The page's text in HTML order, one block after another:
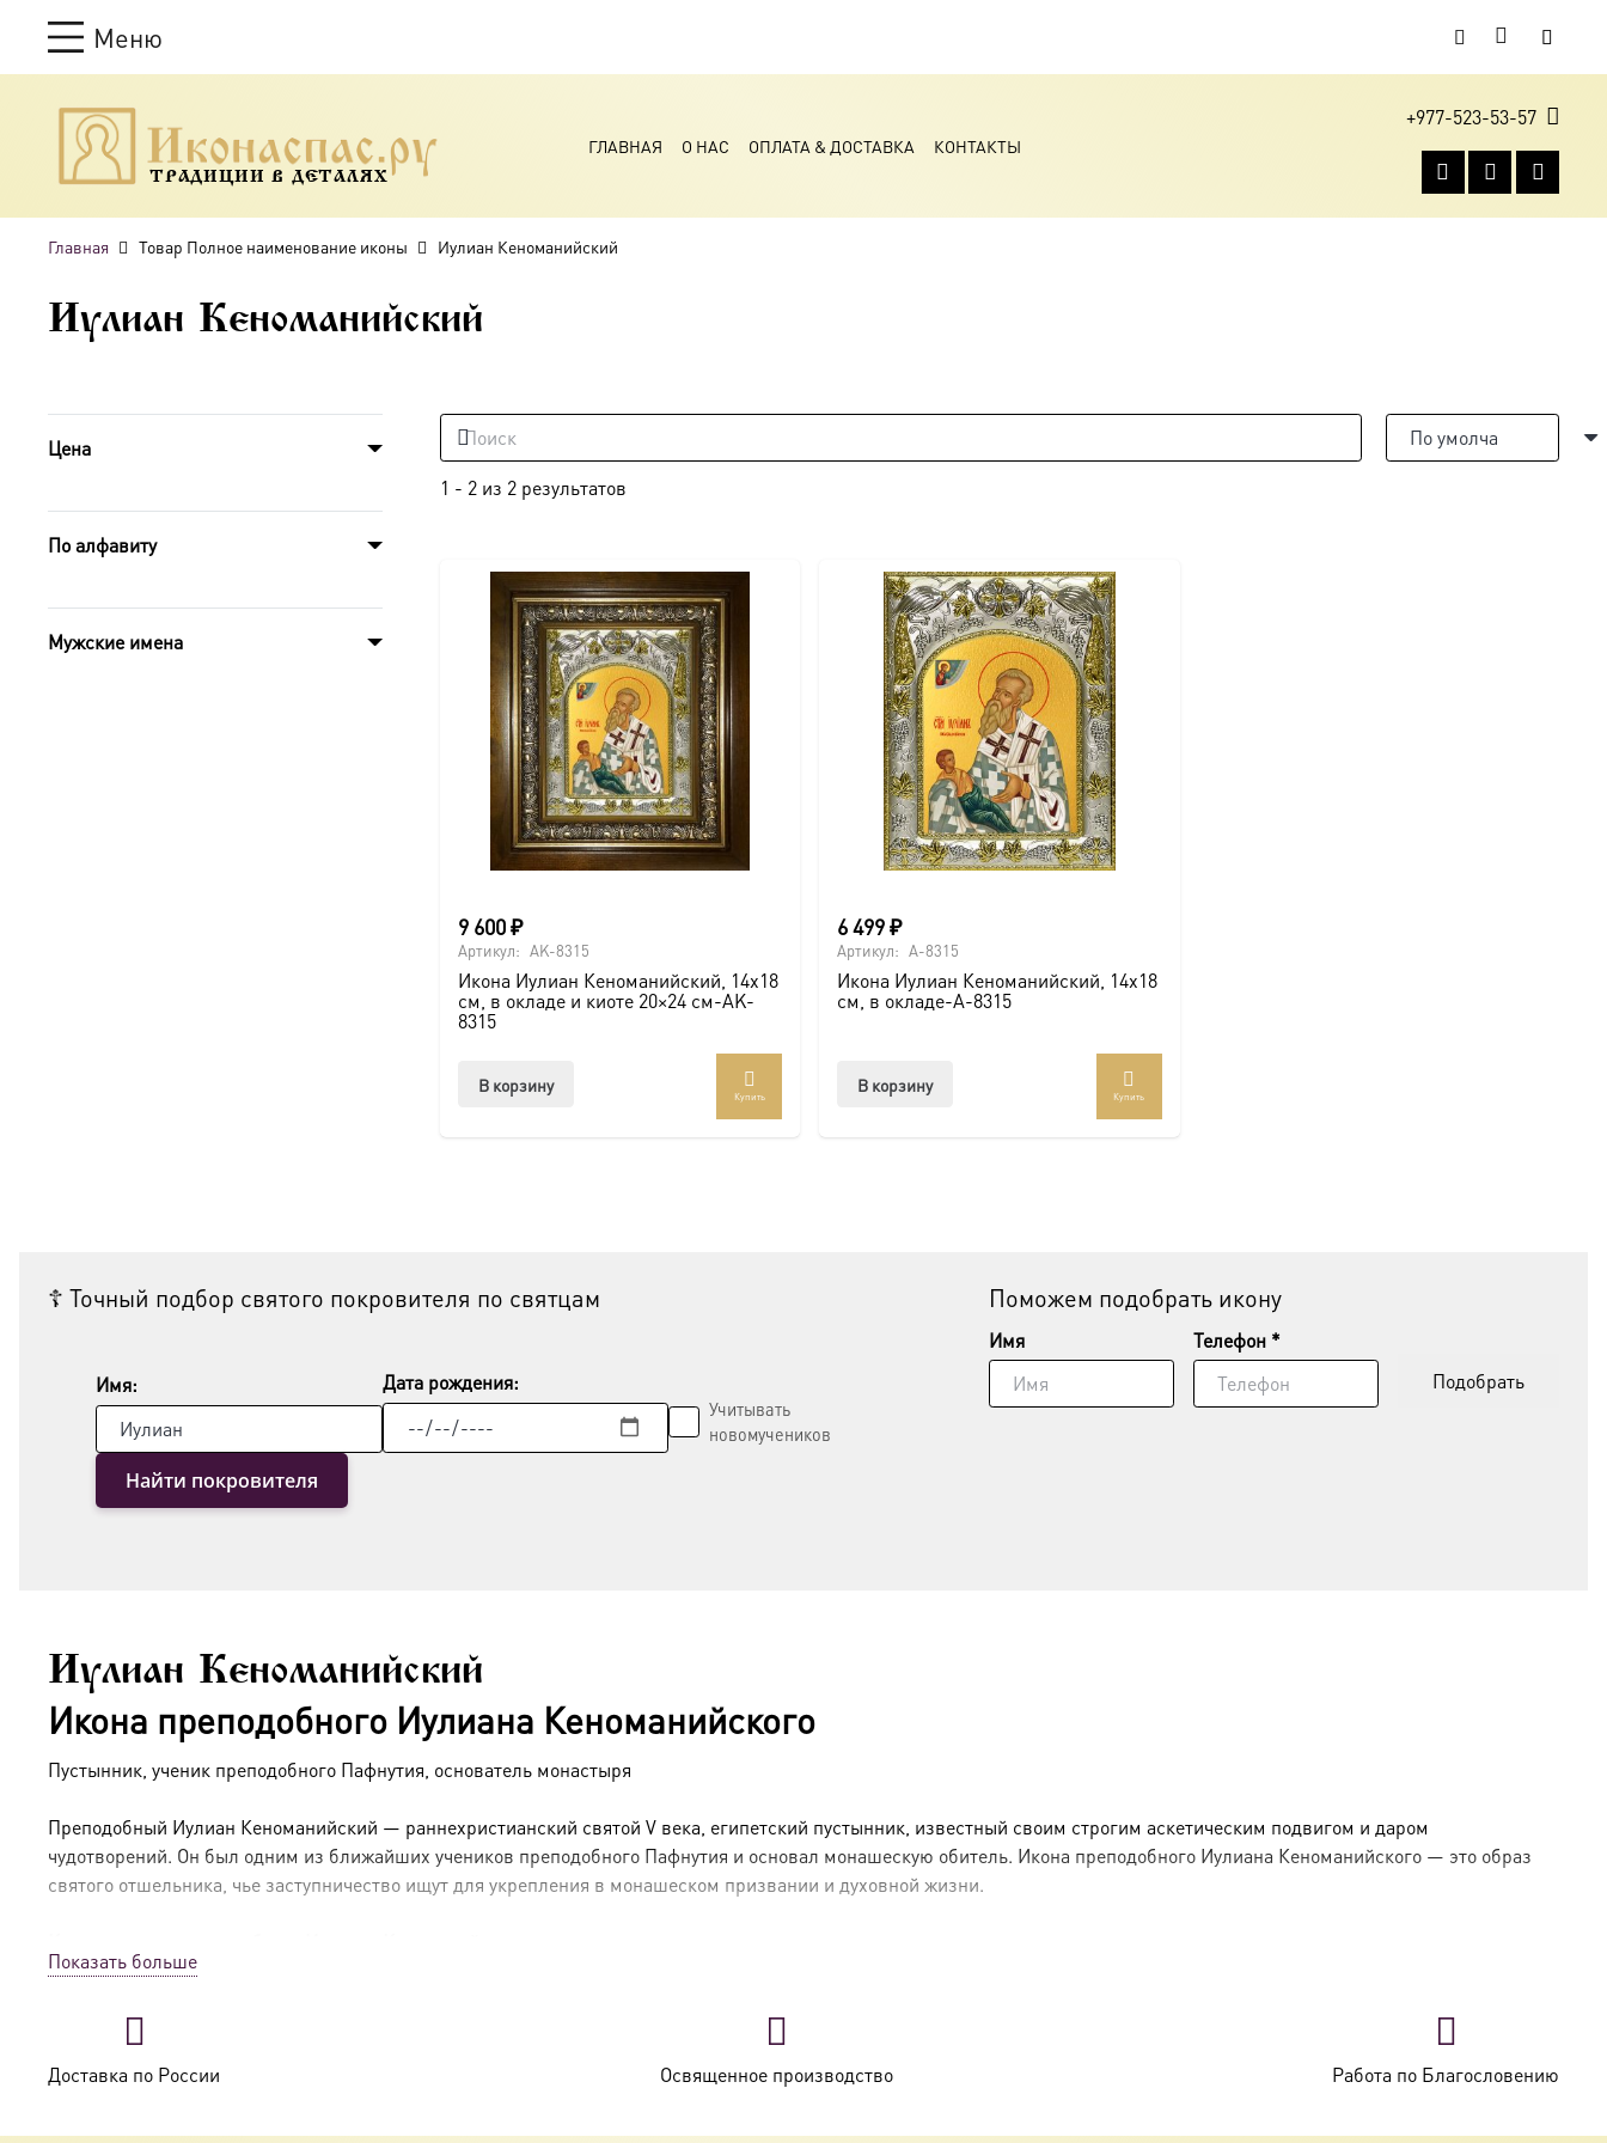
Меню
ТРАДИЦИИ В ДЕТАЛЯХ
ГЛАВНАЯ О НАС ОПЛАТА & ДОСТАВКА КОНТАКТЫ
+977-523-53-57
Главная Товар Полное наименование иконы Иулиан Кеноманийский
Иулиан Кеноманийский
Цена
По алфавиту
Мужские имена
1 - 2 из 2 результатов
9 600₽
Артикул: AK-8315
Икона Иулиан Кеноманийский, 14х18
см, в окладе и киоте 20×24 см-AK-
8315
В корзину
Купить
6 499₽
Артикул: A-8315
Икона Иулиан Кеноманийский, 14х18
см, в окладе-A-8315
В корзину
Купить
☦ Точный подбор святого покровителя по святцам
Имя: Дата рождения:
Учитывать
новомучеников
Найти покровителя
Поможем подобрать икону
Имя
Телефон *
Подобрать
Иулиан Кеноманийский
Икона преподобного Иулиана Кеноманийского
Пустынник, ученик преподобного Пафнутия, основатель монастыря
Преподобный Иулиан Кеноманийский — раннехристианский святой V века, египетский пустынник, известный своим строгим аскетическим подвигом и даром
чудотворений. Он был одним из ближайших учеников преподобного Пафнутия и основал монашескую обитель. Икона преподобного Иулиана Кеноманийского — это образ
святого отшельника, чье заступничество ищут для укрепления в монашеском призвании и духовной жизни.
глухую пустыню, где основал свою обитель и стал наставником для других иноков, искавших строгой жизни. Подвизался в посте, бдении и непрестанной молитве,
Показать больше
Доставка по России Освященное производство Работа по Благословению